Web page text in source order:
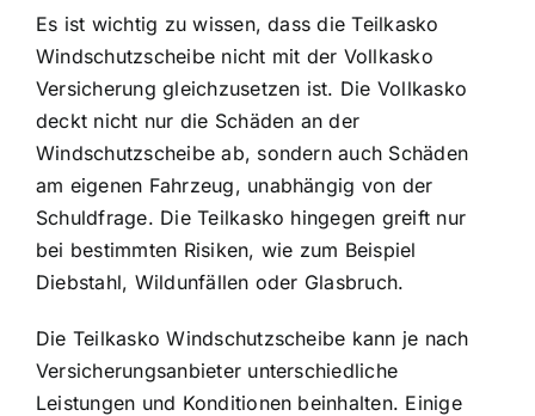
Es ist wichtig zu wissen, dass die Teilkasko
Windschutzscheibe nicht mit der Vollkasko
Versicherung gleichzusetzen ist. Die Vollkasko
deckt nicht nur die Schäden an der
Windschutzscheibe ab, sondern auch Schäden
am eigenen Fahrzeug, unabhängig von der
Schuldfrage. Die Teilkasko hingegen greift nur
bei bestimmten Risiken, wie zum Beispiel
Diebstahl, Wildunfällen oder Glasbruch.
Die Teilkasko Windschutzscheibe kann je nach
Versicherungsanbieter unterschiedliche
Leistungen und Konditionen beinhalten. Einige